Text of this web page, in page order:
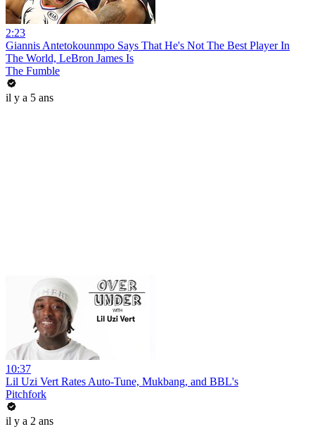
2:23
Giannis Antetokounmpo Says That He's Not The Best Player In
The World, LeBron James Is
The Fumble
il y a 5 ans
10:37
Lil Uzi Vert Rates Auto-Tune, Mukbang, and BBL's
Pitchfork
il y a 2 ans